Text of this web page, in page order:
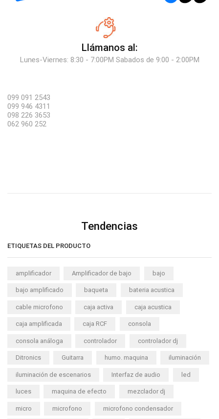
Llámanos al:
Lunes-Viernes: 8:30 - 7:00PM Sabados de 9:00 - 2:00PM
099 091 2543
099 946 4311
098 226 3653
062 960 252
Tendencias
ETIQUETAS DEL PRODUCTO
amplificador Amplificador de bajo bajo
bajo amplificado baqueta bateria acustica
cable microfono caja activa caja acustica
caja amplificada caja RCF consola
consola análoga controlador controlador dj
Ditronics Guitarra humo. maquina iluminación
iluminación de escenarios Interfaz de audio led
luces maquina de efecto mezclador dj
micro microfono microfono condensador